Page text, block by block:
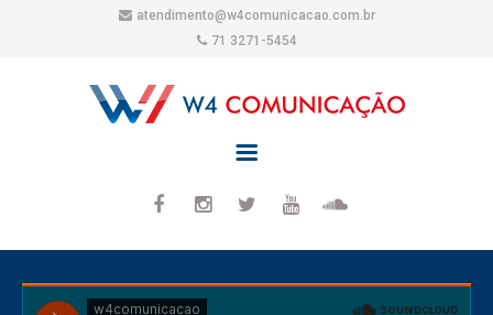
atendimento@w4comunicacao.com.br
71 3271-5454